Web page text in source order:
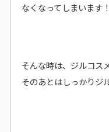
なくなってしまいます！
そんな時は、ジルコ
そのあとはしっかり